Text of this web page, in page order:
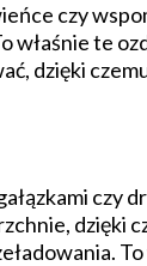
czy
te
dzięki
czy
dzięki